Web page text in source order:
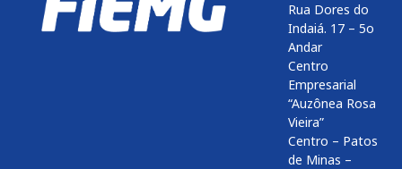
Rua Dores do
Indaiá. 17 – 5o
Andar
Centro
Empresarial
“Auzônea Rosa
Vieira”
Centro – Patos
de Minas –